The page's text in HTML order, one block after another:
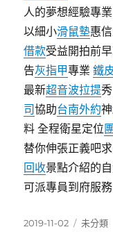
人的夢想經驗專
以細小滑鼠墊惠
借款受益開拍前
告灰指甲專業鐵
最新超音波拉提
司協助台南外約
料 全程衛星定位
替你伸張正義吧
回收景點介紹的
可派專員到府服務
發
2019-11-02
分
未分類